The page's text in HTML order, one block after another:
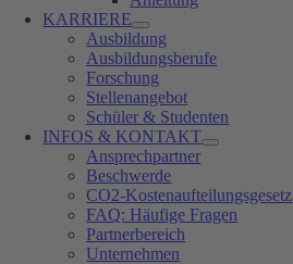
KARRIERE
Ausbildung
Ausbildungsberufe
Forschung
Stellenangebot
Schüler & Studenten
INFOS & KONTAKT
Ansprechpartner
Beschwerde
CO2-Kostenaufteilungsgesetz
FAQ: Häufige Fragen
Partnerbereich
Unternehmen